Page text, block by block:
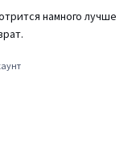
намного лучше